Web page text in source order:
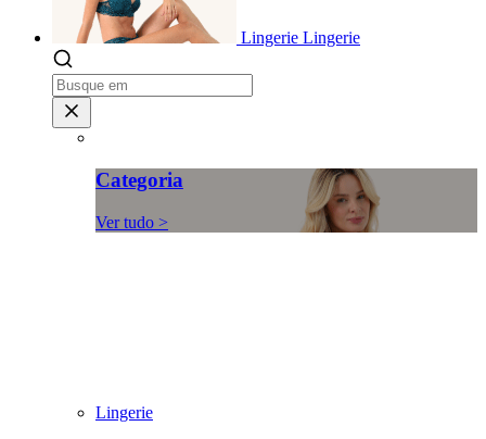
Lingerie Lingerie
Categoria
Ver tudo >
Lingerie